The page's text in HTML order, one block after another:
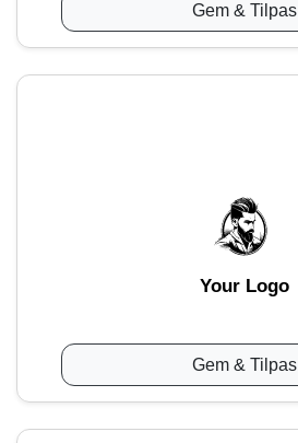
Gem & Tilpas
Your Logo
Gem & Tilpas